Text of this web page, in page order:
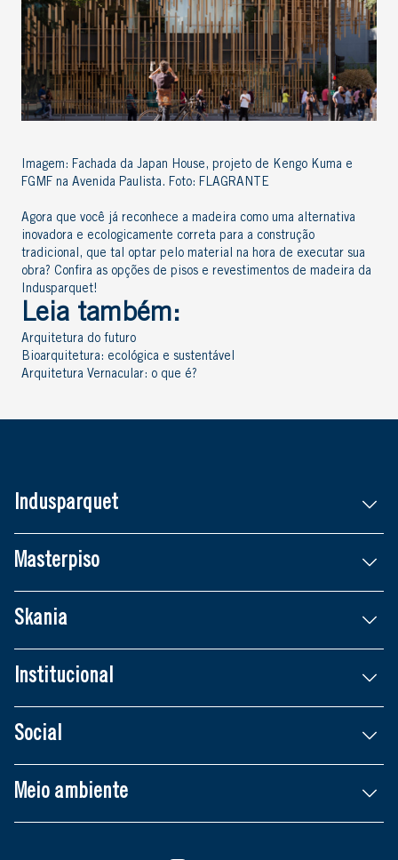
Imagem: Fachada da Japan House, projeto de Kengo Kuma e
FGMF na Avenida Paulista. Foto: FLAGRANTE
Agora que você já reconhece a madeira como uma alternativa
inovadora e ecologicamente correta para a construção
tradicional, que tal optar pelo material na hora de executar sua
obra? Confira as opções de pisos e revestimentos de madeira da
Indusparquet!
Leia também:
Arquitetura do futuro
Bioarquitetura: ecológica e sustentável
Arquitetura Vernacular: o que é?
Indusparquet
Masterpiso
Skania
Institucional
Social
Meio ambiente